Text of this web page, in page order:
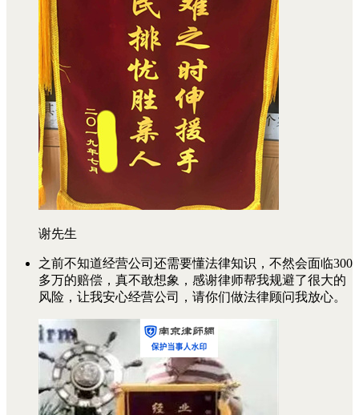
谢先生
之前不知道经营公司还需要懂法律知识，不然会面临300
多万的赔偿，真不敢想象，感谢律师帮我规避了很大的
风险，让我安心经营公司，请你们做法律顾问我放心。